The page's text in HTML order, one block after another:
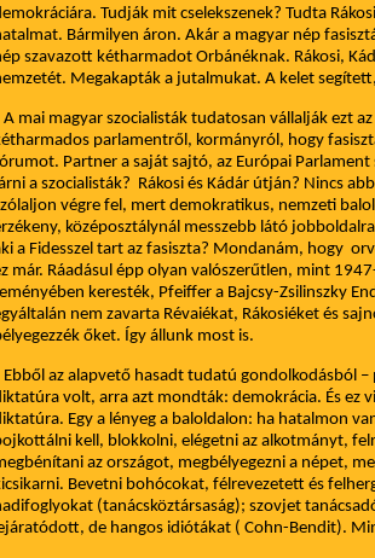
Tudják mit cselekszenek? Tudta
Bármilyen áron. Akár a magyar nép
szavazott kétharmadot Orbánéknak. Rákosi,
Megakapták a jutalmukat. A kelet
A mai magyar szocialisták tudatosan vállalják ezt
parlamentről, kormányról, hogy
Partner a saját sajtó, az Európai
a szocialisták? Rákosi és Kádár útján? Nincs
végre fel, mert demokratikus, nemzeti
középosztálynál messzebb látó
a Fidesszel tart az fasiszta? Mondanám, hogy
már. Ráadásul épp olyan valószerűtlen, mint
keresték, Pfeiffer a Bajcsy-Zsilinszky
nem zavarta Révaiékat, Rákosiéket és
őket. Így állunk most is.
Ebből az alapvető hasadt tudatú gondolkodásból
volt, arra azt mondták: demokrácia. És ez
Egy a lényeg a baloldalon: ha hatalmon
kell, blokkolni, elégetni az alkotmányt,
az országot, megbélyegezni a népet,
Bevetni bohócokat, félrevezetett és
(tanácsköztársaság); szovjet
de hangos idiótákat ( Cohn-Bendit).